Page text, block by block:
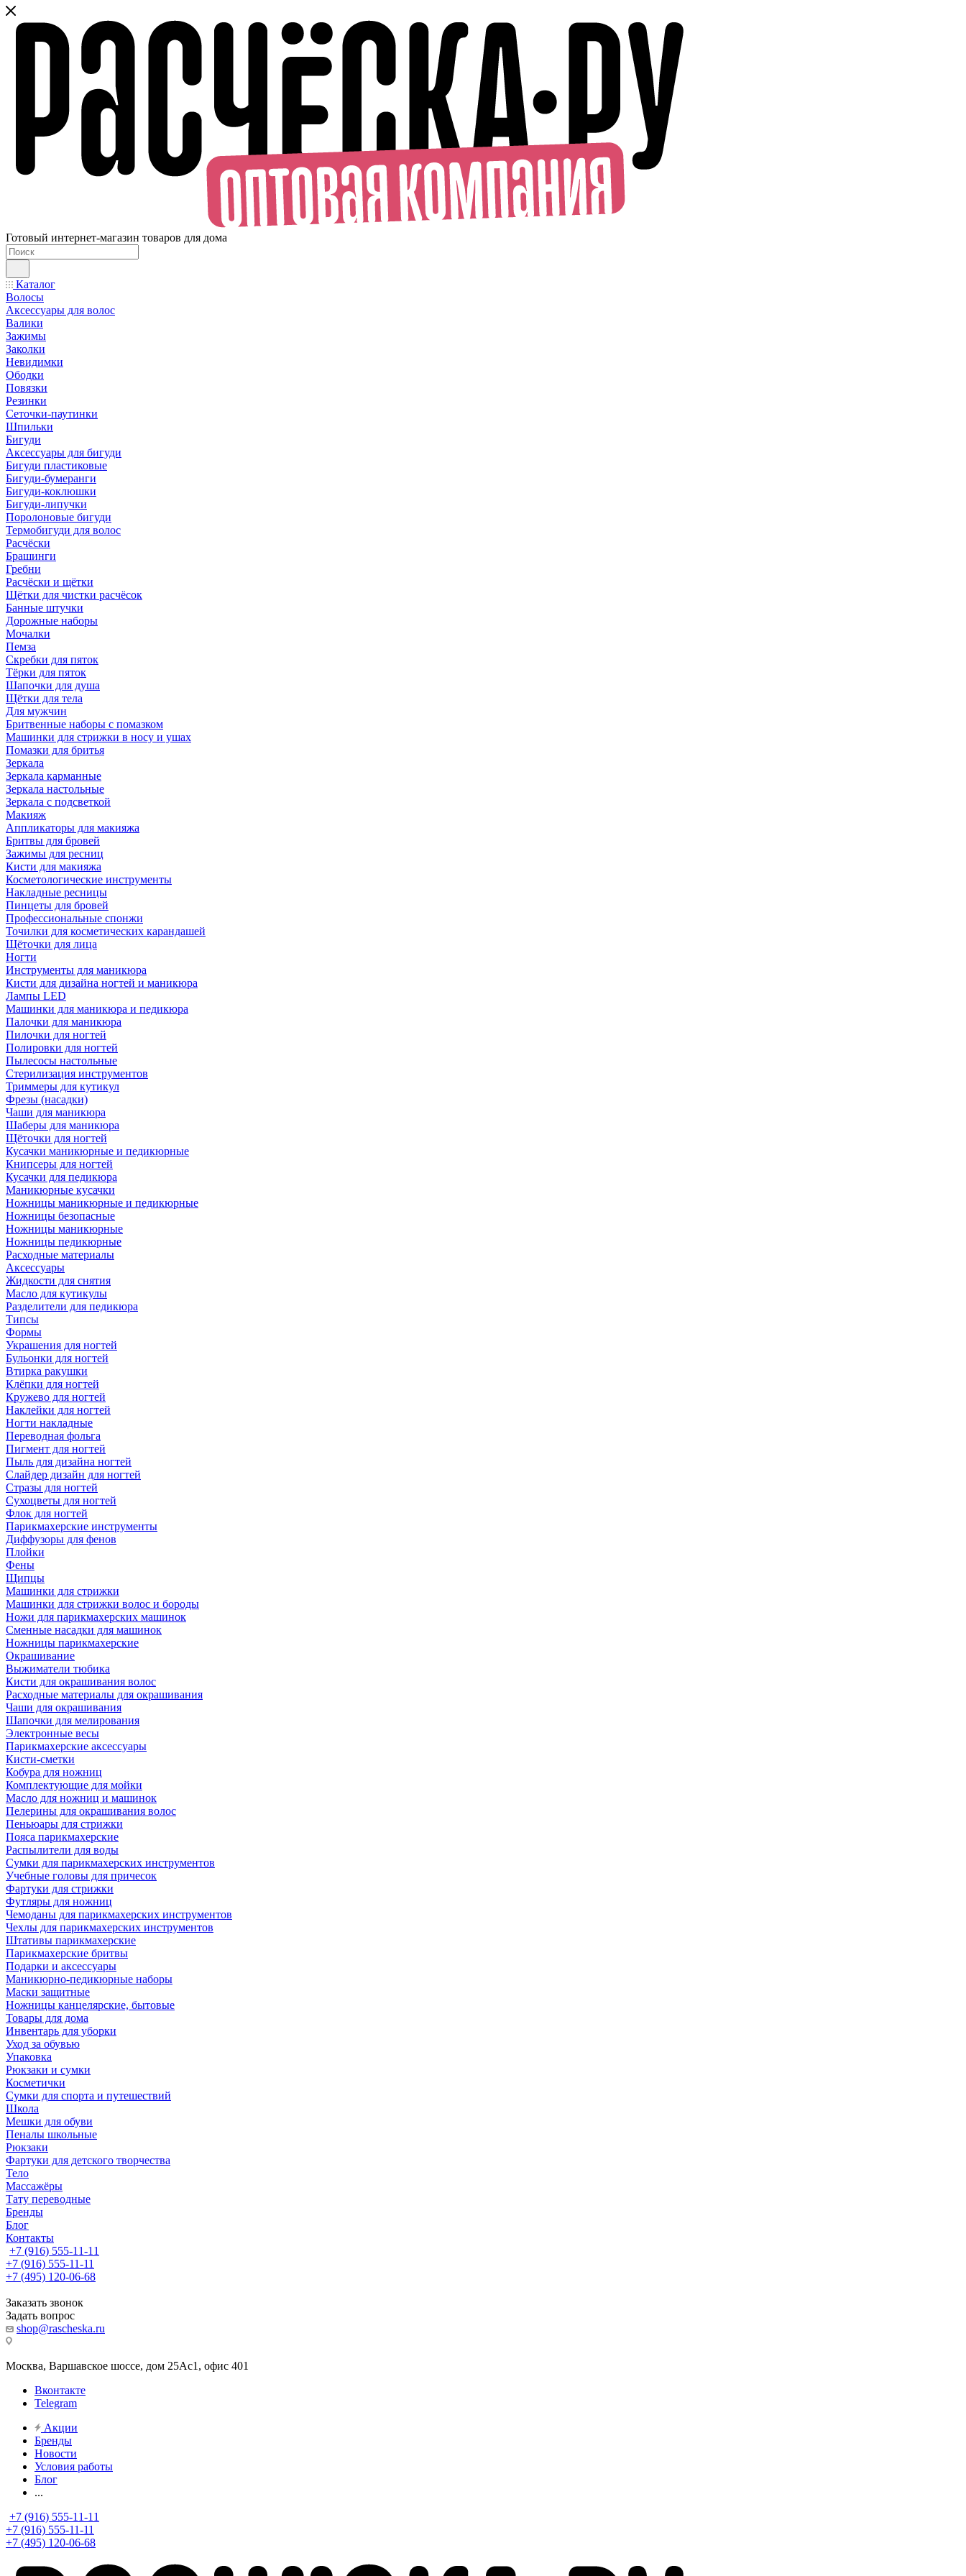
Готовый интернет-магазин товаров для дома
Каталог
Волосы
Аксессуары для волос
Валики
Зажимы
Заколки
Невидимки
Ободки
Повязки
Резинки
Сеточки-паутинки
Шпильки
Бигуди
Аксессуары для бигуди
Бигуди пластиковые
Бигуди-бумеранги
Бигуди-коклюшки
Бигуди-липучки
Поролоновые бигуди
Термобигуди для волос
Расчёски
Брашинги
Гребни
Расчёски и щётки
Щётки для чистки расчёсок
Банные штучки
Дорожные наборы
Мочалки
Пемза
Скребки для пяток
Тёрки для пяток
Шапочки для душа
Щётки для тела
Для мужчин
Бритвенные наборы с помазком
Машинки для стрижки в носу и ушах
Помазки для бритья
Зеркала
Зеркала карманные
Зеркала настольные
Зеркала с подсветкой
Макияж
Аппликаторы для макияжа
Бритвы для бровей
Зажимы для ресниц
Кисти для макияжа
Косметологические инструменты
Накладные ресницы
Пинцеты для бровей
Профессиональные спонжи
Точилки для косметических карандашей
Щёточки для лица
Ногти
Инструменты для маникюра
Кисти для дизайна ногтей и маникюра
Лампы LED
Машинки для маникюра и педикюра
Палочки для маникюра
Пилочки для ногтей
Полировки для ногтей
Пылесосы настольные
Стерилизация инструментов
Триммеры для кутикул
Фрезы (насадки)
Чаши для маникюра
Шаберы для маникюра
Щёточки для ногтей
Кусачки маникюрные и педикюрные
Книпсеры для ногтей
Кусачки для педикюра
Маникюрные кусачки
Ножницы маникюрные и педикюрные
Ножницы безопасные
Ножницы маникюрные
Ножницы педикюрные
Расходные материалы
Аксессуары
Жидкости для снятия
Масло для кутикулы
Разделители для педикюра
Типсы
Формы
Украшения для ногтей
Бульонки для ногтей
Втирка ракушки
Клёпки для ногтей
Кружево для ногтей
Наклейки для ногтей
Ногти накладные
Переводная фольга
Пигмент для ногтей
Пыль для дизайна ногтей
Слайдер дизайн для ногтей
Стразы для ногтей
Сухоцветы для ногтей
Флок для ногтей
Парикмахерские инструменты
Диффузоры для фенов
Плойки
Фены
Щипцы
Машинки для стрижки
Машинки для стрижки волос и бороды
Ножи для парикмахерских машинок
Сменные насадки для машинок
Ножницы парикмахерские
Окрашивание
Выжиматели тюбика
Кисти для окрашивания волос
Расходные материалы для окрашивания
Чаши для окрашивания
Шапочки для мелирования
Электронные весы
Парикмахерские аксессуары
Кисти-сметки
Кобура для ножниц
Комплектующие для мойки
Масло для ножниц и машинок
Пелерины для окрашивания волос
Пеньюары для стрижки
Пояса парикмахерские
Распылители для воды
Сумки для парикмахерских инструментов
Учебные головы для причесок
Фартуки для стрижки
Футляры для ножниц
Чемоданы для парикмахерских инструментов
Чехлы для парикмахерских инструментов
Штативы парикмахерские
Парикмахерские бритвы
Подарки и аксессуары
Маникюрно-педикюрные наборы
Маски защитные
Ножницы канцелярские, бытовые
Товары для дома
Инвентарь для уборки
Уход за обувью
Упаковка
Рюкзаки и сумки
Косметички
Сумки для спорта и путешествий
Школа
Мешки для обуви
Пеналы школьные
Рюкзаки
Фартуки для детского творчества
Тело
Массажёры
Тату переводные
Бренды
Блог
Контакты
+7 (916) 555-11-11
+7 (916) 555-11-11
+7 (495) 120-06-68
Заказать звонок
Задать вопрос
shop@rascheska.ru
Москва, Варшавское шоссе, дом 25Аc1, офис 401
Вконтакте
Telegram
Акции
Бренды
Новости
Условия работы
Блог
...
+7 (916) 555-11-11
+7 (916) 555-11-11
+7 (495) 120-06-68